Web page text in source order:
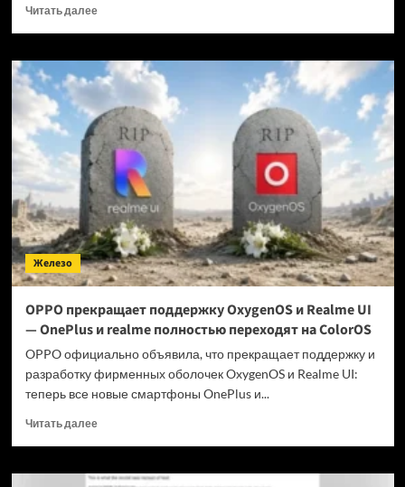
Читать далееПрочитать
Когда
GTA
на ПК?
Железо
OPPO прекращает поддержку OxygenOS и Realme UI
— OnePlus и realme полностью переходят на ColorOS
OPPO официально объявила, что прекращает поддержку и
разработку фирменных оболочек OxygenOS и Realme UI:
теперь все новые смартфоны OnePlus и...
Читать далееПрочитать
OPPO